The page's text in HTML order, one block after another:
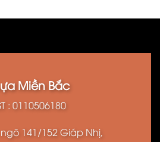
Miền Bắc
: 0110506180
ngõ 141/152 Giáp Nhị,